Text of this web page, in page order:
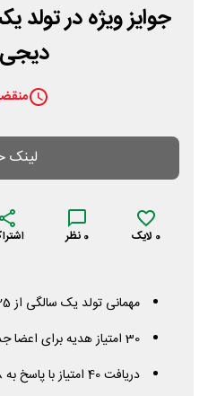
جوایز ویژه در
دیجی
لینک
0 لایک 0 نظر
مهمانی تولد یک سالگی از 25 تا 27 مرداد
30 امتیاز هدیه برای اعضا جدید دیجی کلاب
دریافت 40 امتیاز با پاسخ به 8 سوال مطرح شده